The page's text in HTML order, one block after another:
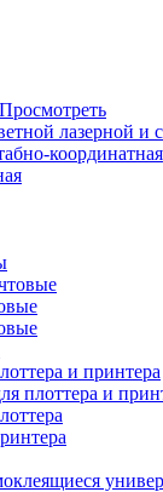
Просмотреть
лазерной и
координатная
и принтера
плоттера и